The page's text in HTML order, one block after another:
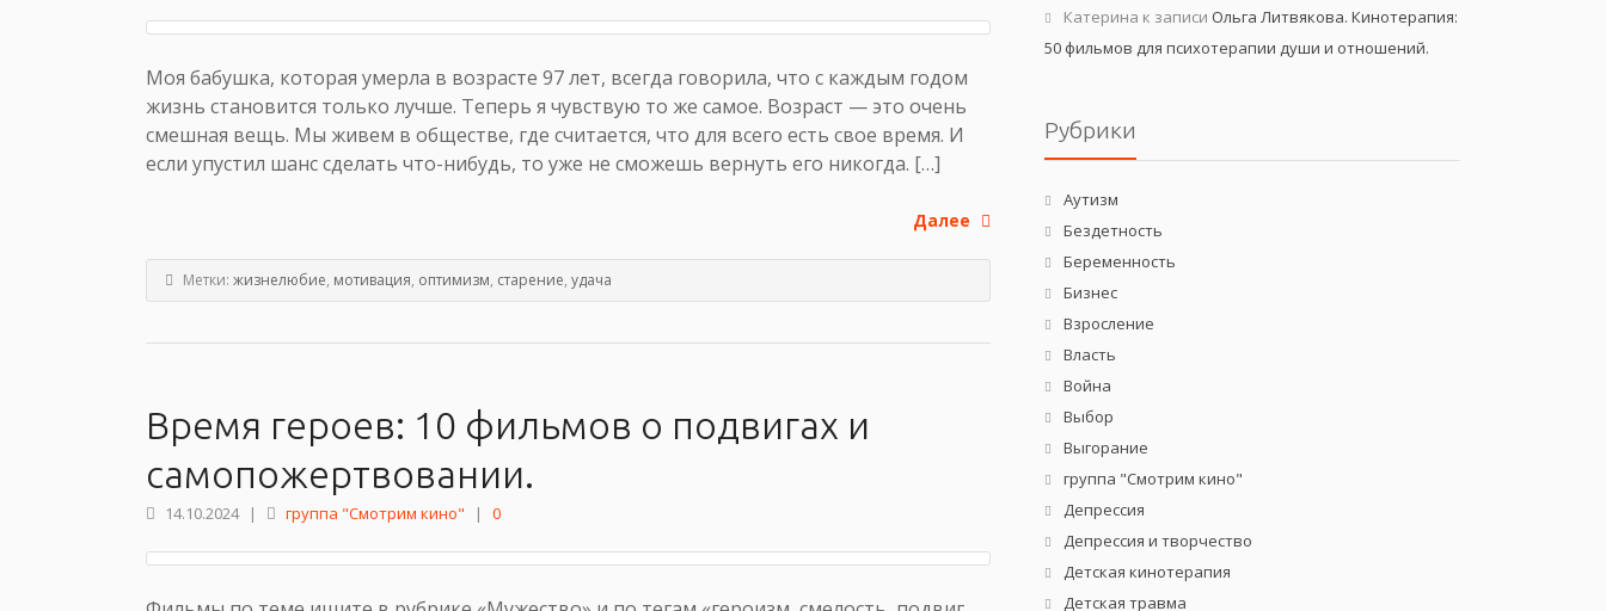
Моя бабушка, которая умерла в возрасте 97 лет, всегда говорила, что с каждым годом
жизнь становится только лучше. Теперь я чувствую то же самое. Возраст — это очень
смешная вещь. Мы живем в обществе, где считается, что для всего есть свое время. И
если упустил шанс сделать что-нибудь, то уже не сможешь вернуть его никогда. […]
Далее
Метки: жизнелюбие, мотивация, оптимизм, старение, удача
Время героев: 10 фильмов о подвигах и
самопожертвовании.
14.10.2024 | группа "Смотрим кино" | 0
Катерина к записи Ольга Литвякова. Кинотерапия:
50 фильмов для психотерапии души и отношений.
Рубрики
Аутизм
Бездетность
Беременность
Бизнес
Взросление
Власть
Война
Выбор
Выгорание
группа "Смотрим кино"
Депрессия
Депрессия и творчество
Детская кинотерапия
Детская травма